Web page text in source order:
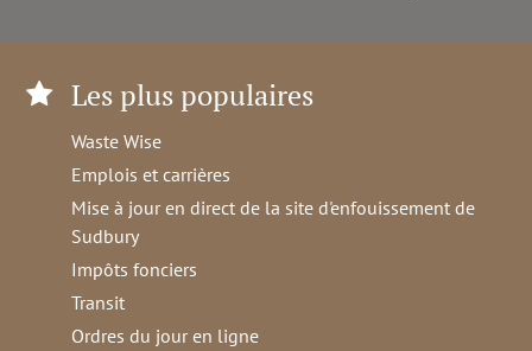
Les plus populaires
Waste Wise
Emplois et carrières
Mise à jour en direct de la site d'enfouissement de
Sudbury
Impôts fonciers
Transit
Ordres du jour en ligne